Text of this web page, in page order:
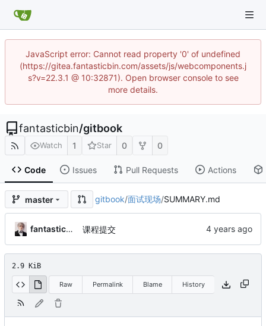
JavaScript error: Cannot read property '0' of undefined
(https://gitea.fantasticbin.com/assets/js/webcomponents.j
s?v=22.3.1 @ 10:32871). Open browser console to see
more details.
fantasticbin/gitbook
Watch 1 Star 0 0
Code Issues Pull Requests Actions
master gitbook/面试现场/SUMMARY.md
fantasticbin 课程提交
2.9 KiB
Raw Permalink Blame History